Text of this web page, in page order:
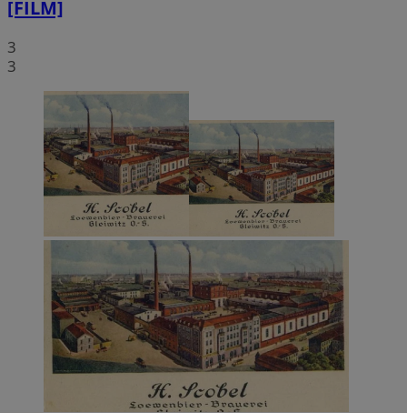
[FILM]
3
3